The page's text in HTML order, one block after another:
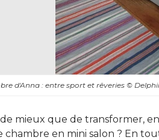
d'Anna : entre sport et rêveries©
mieux que de transformer,
chambre en mini salon ? En